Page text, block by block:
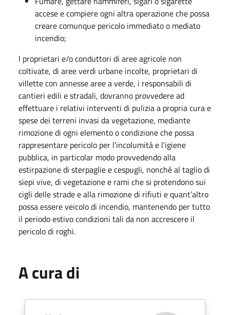
accese e compiere ogni altra operazione che possa
creare comunque pericolo immediato o mediato
incendio;
I proprietari e/o conduttori di aree agricole non
coltivate, di aree verdi urbane incolte, proprietari di
villette con annesse aree a verde, i responsabili di
cantieri edili e stradali, dovranno provvedere ad
effettuare i relativi interventi di pulizia a propria cura e
spese dei terreni invasi da vegetazione, mediante
rimozione di ogni elemento o condizione che possa
rappresentare pericolo per l’incolumità e l’igiene
pubblica, in particolar modo provvedendo alla
estirpazione di sterpaglie e cespugli, nonché al taglio di
siepi vive, di vegetazione e rami che si protendono sui
cigli delle strade e alla rimozione di rifiuti e quant’altro
possa essere veicolo di incendio, mantenendo per tutto
il periodo estivo condizioni tali da non accrescere il
pericolo di roghi.
A cura di